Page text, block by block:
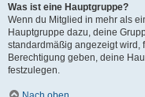
Was ist eine Hauptgruppe?
Wenn du Mitglied in mehr als
Hauptgruppe dazu, deine
standardmäßig angezeigt wird,
Berechtigung geben, deine
festzulegen.